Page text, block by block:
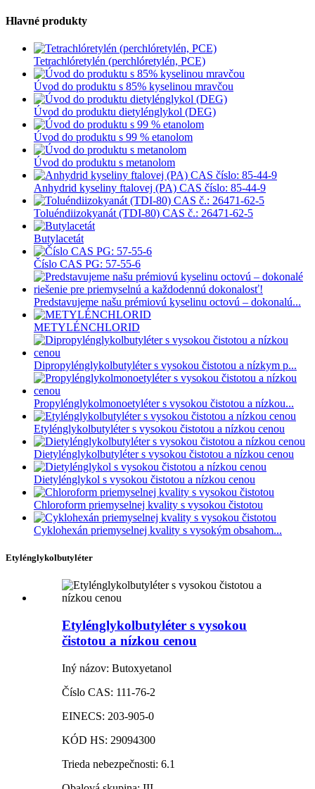
Hlavné produkty
Tetrachlóretylén (perchlóretylén, PCE)
Úvod do produktu s 85% kyselinou mravčou
Úvod do produktu dietylénglykol (DEG)
Úvod do produktu s 99 % etanolom
Úvod do produktu s metanolom
Anhydrid kyseliny ftalovej (PA) CAS číslo: 85-44-9
Toluéndiizokyanát (TDI-80) CAS č.: 26471-62-5
Butylacetát
Číslo CAS PG: 57-55-6
Predstavujeme našu prémiovú kyselinu octovú – dokonalú...
METYLÉNCHLORID
Dipropylénglykolbutyléter s vysokou čistotou a nízkym p...
Propylénglykolmonoetyléter s vysokou čistotou a nízkou...
Etylénglykolbutyléter s vysokou čistotou a nízkou cenou
Dietylénglykolbutyléter s vysokou čistotou a nízkou cenou
Dietylénglykol s vysokou čistotou a nízkou cenou
Chloroform priemyselnej kvality s vysokou čistotou
Cyklohexán priemyselnej kvality s vysokým obsahom...
Etylénglykolbutyléter
Etylénglykolbutyléter s vysokou
čistotou a nízkou cenou
Iný názov: Butoxyetanol
Číslo CAS: 111-76-2
EINECS: 203-905-0
KÓD HS: 29094300
Trieda nebezpečnosti: 6.1